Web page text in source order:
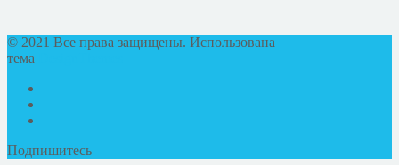
© 2021 Все права защищены. Использована
тема
Подпишитесь